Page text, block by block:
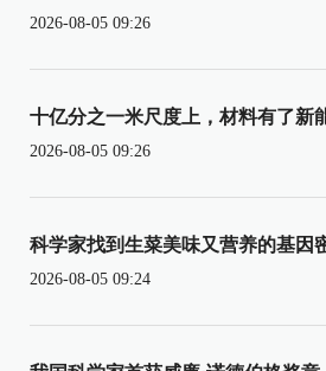
2026-08-05 09:26
十亿分之一米尺度上，材料有了新
2026-08-05 09:26
科学家找到生菜美味又营养的基因
2026-08-05 09:24